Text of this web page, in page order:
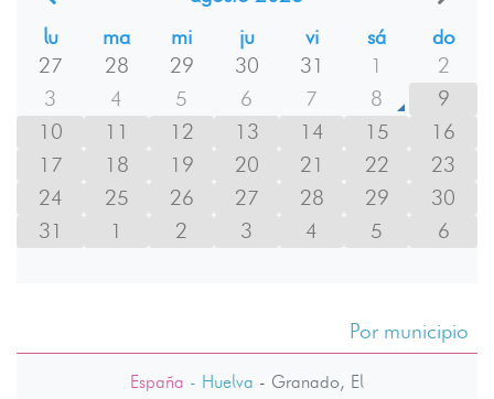
lu
ma mi ju vi sá
do
27
28 29 30 31 1
2
3
4 5 6 7 8
9
10
11 12 13 14 15
16
17
18 19 20 21 22
23
24
25 26 27 28 29
30
31
1 2 3 4 5 6
Por municipio
España - Huelva - Granado, El